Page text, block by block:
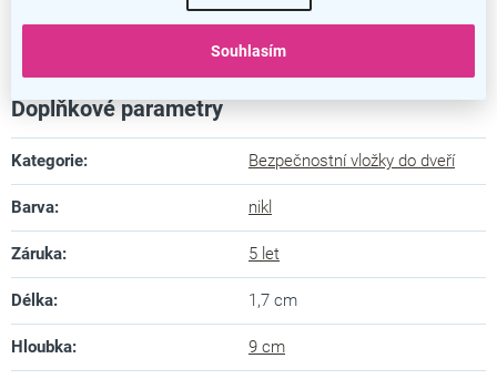
Souhlasím
Bezpečnostní vložka RC4 EXR
Doplňkové parametry
Kategorie: Bezpečnostní vložky do dveří
Barva: nikl
Záruka: 5 let
Délka: 1,7 cm
Hloubka: 9 cm